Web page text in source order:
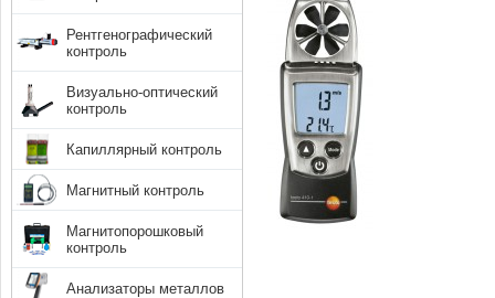
Рентгенографический
контроль
Визуально-оптический
контроль
Капиллярный контроль
Магнитный контроль
Магнитопорошковый
контроль
Анализаторы металлов